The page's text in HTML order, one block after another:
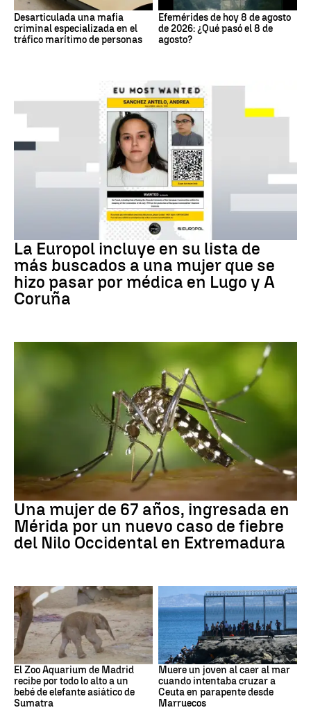
Desarticulada una mafia
criminal especializada en el
tráfico marítimo de personas
Efemérides de hoy 8 de agosto
de 2026: ¿Qué pasó el 8 de
agosto?
La Europol incluye en su lista de
más buscados a una mujer que se
hizo pasar por médica en Lugo y A
Coruña
Fiebre del Nilo occidental
Una mujer de 67 años, ingresada en
Mérida por un nuevo caso de fiebre
del Nilo Occidental en Extremadura
Zoo de Madrid
El Zoo Aquarium de Madrid
recibe por todo lo alto a un
bebé de elefante asiático de
Sumatra
Ceuta
Muere un joven al caer al mar
cuando intentaba cruzar a
Ceuta en parapente desde
Marruecos